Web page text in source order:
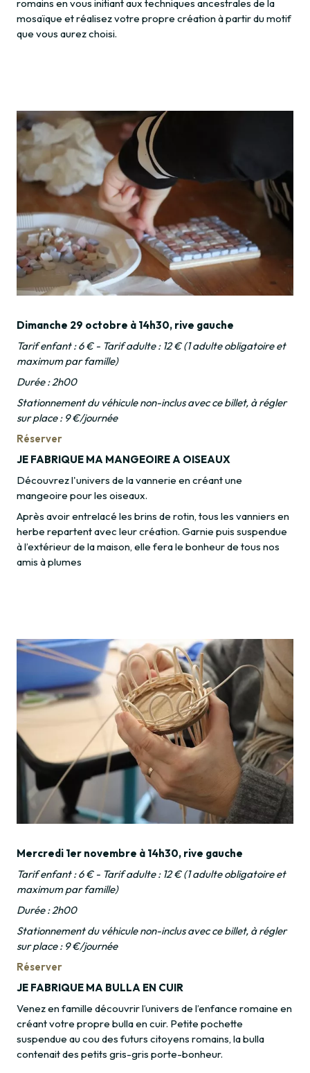
romains en vous initiant aux techniques ancestrales de la
mosaïque et réalisez votre propre création à partir du motif
que vous aurez choisi.
Dimanche 29 octobre à 14h30, rive gauche
Tarif enfant : 6 € - Tarif adulte : 12 € (1 adulte obligatoire et
maximum par famille)
Durée : 2h00
Stationnement du véhicule non-inclus avec ce billet, à régler
sur place : 9 €/journée
Réserver
JE FABRIQUE MA MANGEOIRE A OISEAUX
Découvrez l'univers de la vannerie en créant une
mangeoire pour les oiseaux.
Après avoir entrelacé les brins de rotin, tous les vanniers en
herbe repartent avec leur création. Garnie puis suspendue
à l’extérieur de la maison, elle fera le bonheur de tous nos
amis à plumes
Mercredi 1er novembre à 14h30, rive gauche
Tarif enfant : 6 € - Tarif adulte : 12 € (1 adulte obligatoire et
maximum par famille)
Durée : 2h00
Stationnement du véhicule non-inclus avec ce billet, à régler
sur place : 9 €/journée
Réserver
JE FABRIQUE MA BULLA EN CUIR
Venez en famille découvrir l’univers de l’enfance romaine en
créant votre propre bulla en cuir. Petite pochette
suspendue au cou des futurs citoyens romains, la bulla
contenait des petits gris-gris porte-bonheur.